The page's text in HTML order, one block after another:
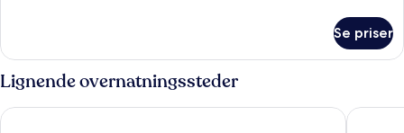
Se priser
Lignende overnatningssteder
Vannee Golden Sands Beachfront Resort